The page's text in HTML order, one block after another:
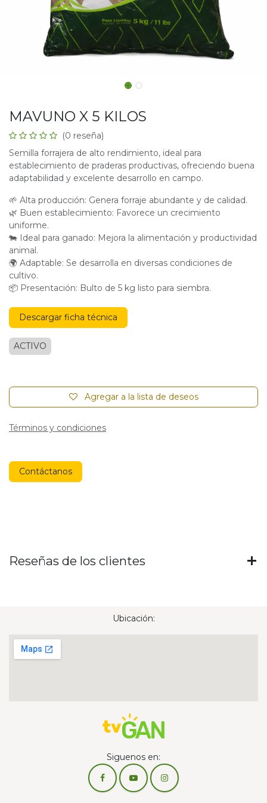
MAVUNO X 5 KILOS
(0 reseña)
Semilla forrajera de alto rendimiento, ideal para
establecimiento de praderas productivas, ofreciendo buena
adaptabilidad y excelente desarrollo en campo.
🌱 Alta producción: Genera forraje abundante y de calidad.
🌿 Buen establecimiento: Favorece un crecimiento
uniforme.
🐄 Ideal para ganado: Mejora la alimentación y productividad
animal.
🌍 Adaptable: Se desarrolla en diversas condiciones de
cultivo.
📦 Presentación: Bulto de 5 kg listo para siembra.
Descargar ficha técnica
ACTIVO
Agregar a la lista de deseos
Términos y condiciones
Contáctanos
Reseñas de los clientes
Ubicación:
Siguenos en: